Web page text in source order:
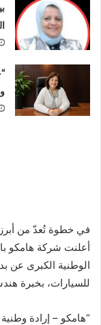
في خطوة تُعدّ من
أعلنت شركة هامكو
للسيارات، بخبرة
“هامكو – إرادة